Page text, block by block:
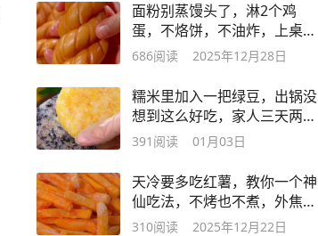
面粉别蒸馒头了，淋2个鸡
蛋，不烙饼，不油炸，上桌瞬
间被扫光！
686阅读 2025年12月28日
糯米里加入一把绿豆，出锅没
想到这么好吃，家人三天两头
点名要
391 阅读 01月03日
天冷要多吃红薯，教你一个神
仙吃法，不烤也不煮，外焦里
糯真解馋
310阅读 2025年12月22日